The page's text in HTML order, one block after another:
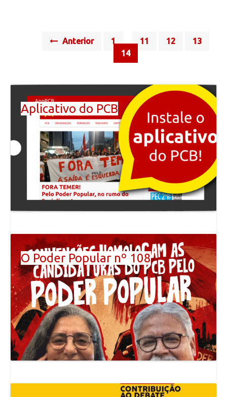
Anterior 1 11 12
13
14
Aplicativo do PCB
O Poder Popular nº 108